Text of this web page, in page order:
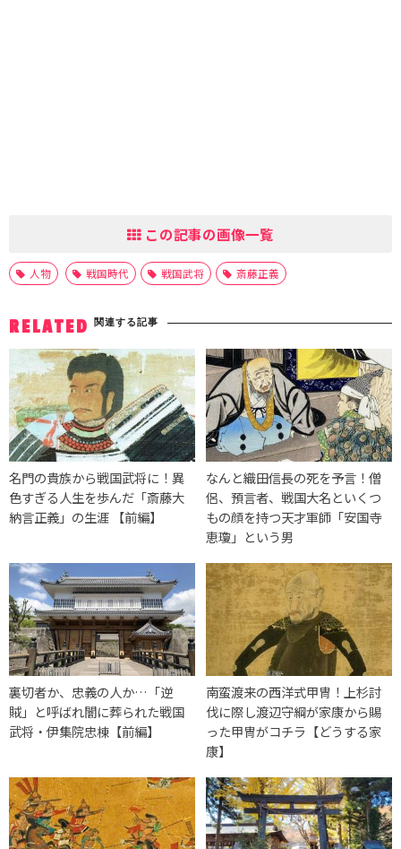
この記事の画像一覧
人物 戦国時代 戦国武将 斎藤正義
RELATED 関連する記事
名門の貴族から戦国武将に！異
色すぎる人生を歩んだ「斎藤大
納言正義」の生涯 【前編】
なんと織田信長の死を予言！僧
侶、預言者、戦国大名といくつ
もの顔を持つ天才軍師「安国寺
恵瓊」という男
裏切者か、忠義の人か…「逆
賊」と呼ばれ闇に葬られた戦国
武将・伊集院忠棟【前編】
南蛮渡来の西洋式甲冑！上杉討
伐に際し渡辺守綱が家康から賜
った甲冑がコチラ【どうする家
康】